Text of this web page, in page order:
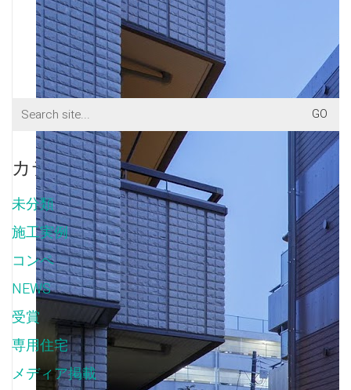
Search
for:
カテゴリー
未分類(5)
施工実例(16)
コンペ(2)
NEWS(150)
受賞 (7)
専用住宅(9)
メディア掲載(6)